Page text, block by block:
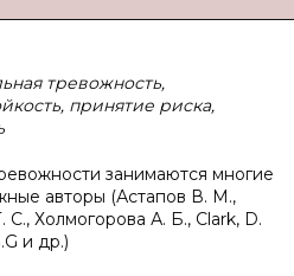
тревожность,
принятие риска,
занимаются многие
авторы (Астапов В. М.,
Холмогорова А. Б., Clark, D.
и др.)